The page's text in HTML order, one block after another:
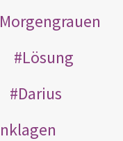
Morgengrauen
Lösung
Darius